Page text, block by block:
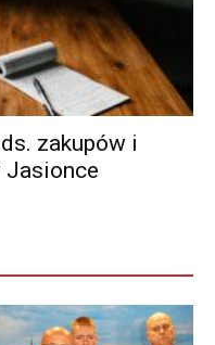
zakupów i
Jasionce